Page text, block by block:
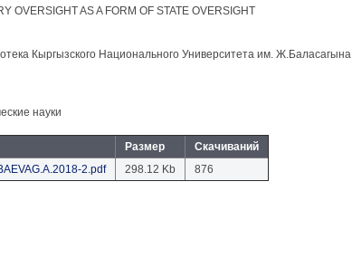
OVERSIGHT AS A FORM OF STATE OVERSIGHT
Кыргызского Национального Университета им. Ж.Баласагына
науки
Размер
Скачиваний
2.pdf
298.12 Kb 876